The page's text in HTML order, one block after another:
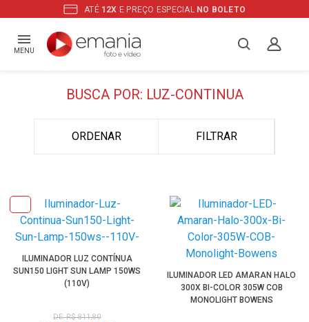
ATÉ 12X E PREÇO ESPECIAL NO BOLETO
MENU
BUSCA POR: LUZ-CONTINUA
ORDENAR FILTRAR
ILUMINADOR LUZ CONTÍNUA
SUN150 LIGHT SUN LAMP 150WS
(110V)
DE: R$ 811,80
ILUMINADOR LED AMARAN HALO
300X BI-COLOR 305W COB
MONOLIGHT BOWENS